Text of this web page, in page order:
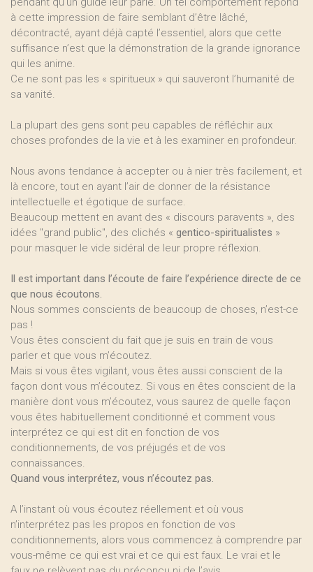
à cette impression de faire semblant d’être lâché,
décontracté, ayant déjà capté l’essentiel, alors que cette
suffisance n’est que la démonstration de la grande ignorance
qui les anime.
Ce ne sont pas les « spiritueux » qui sauveront l’humanité de
sa vanité.
La plupart des gens sont peu capables de réfléchir aux
choses profondes de la vie et à les examiner en profondeur.
Nous avons tendance à accepter ou à nier très facilement, et
là encore, tout en ayant l’air de donner de la résistance
intellectuelle et égotique de surface.
Beaucoup mettent en avant des « discours paravents », des
idées "grand public", des clichés « gentico-spiritualistes »
pour masquer le vide sidéral de leur propre réflexion.
Il est important dans l’écoute de faire l’expérience directe de ce
que nous écoutons.
Nous sommes conscients de beaucoup de choses, n’est-ce
pas !
Vous êtes conscient du fait que je suis en train de vous
parler et que vous m’écoutez.
Mais si vous êtes vigilant, vous êtes aussi conscient de la
façon dont vous m’écoutez. Si vous en êtes conscient de la
manière dont vous m’écoutez, vous saurez de quelle façon
vous êtes habituellement conditionné et comment vous
interprétez ce qui est dit en fonction de vos
conditionnements, de vos préjugés et de vos
connaissances.
Quand vous interprétez, vous n’écoutez pas.
A l’instant où vous écoutez réellement et où vous
n’interprétez pas les propos en fonction de vos
conditionnements, alors vous commencez à comprendre par
vous-même ce qui est vrai et ce qui est faux. Le vrai et le